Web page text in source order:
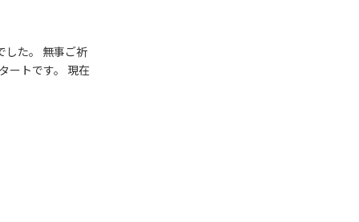
した。 無事ご祈
ートです。 現在